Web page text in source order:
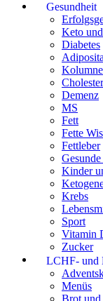
Gesundheit
Keto
Diabetes
Kolumne
Demenz
MS
Fett
Fette
Fettleber
Kinder
Krebs
Sport
Vitamin
Zucker
LCHF- und
Menüs
Brot